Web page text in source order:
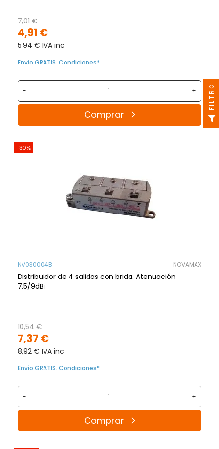
4,91 €
7,01 €
5,94 € IVA inc
Envío GRATIS. Condiciones*
- +
Comprar
-30%
NV030004B NOVAMAX
Distribuidor de 4 salidas con brida. Atenuación
7.5/9dBi
7,37 €
10,54 €
8,92 € IVA inc
Envío GRATIS. Condiciones*
- +
Comprar
FILTRO